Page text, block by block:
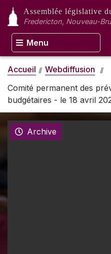
Assemblée législative
Fredericton, Nouveau-
Menu
Accueil
Webdiffusion
Comité permanent des
budgétaires - le 18 avril
Archive